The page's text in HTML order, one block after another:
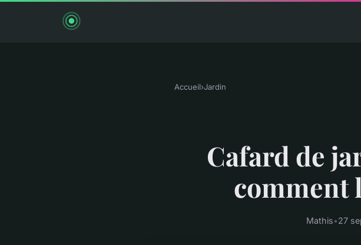
Accueil›Jardin
Cafard de
comment
Mathis•27